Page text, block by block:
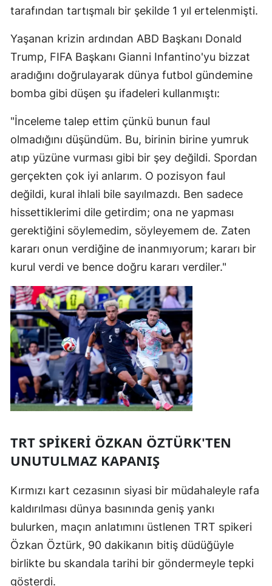
tarafından tartışmalı bir şekilde 1 yıl ertelenmişti.
Yaşanan krizin ardından ABD Başkanı Donald
Trump, FIFA Başkanı Gianni Infantino'yu bizzat
aradığını doğrulayarak dünya futbol gündemine
bomba gibi düşen şu ifadeleri kullanmıştı:
"İnceleme talep ettim çünkü bunun faul
olmadığını düşündüm. Bu, birinin birine yumruk
atıp yüzüne vurması gibi bir şey değildi. Spordan
gerçekten çok iyi anlarım. O pozisyon faul
değildi, kural ihlali bile sayılmazdı. Ben sadece
hissettiklerimi dile getirdim; ona ne yapması
gerektiğini söylemedim, söyleyemem de. Zaten
kararı onun verdiğine de inanmıyorum; kararı bir
kurul verdi ve bence doğru kararı verdiler."
TRT SPİKERİ ÖZKAN ÖZTÜRK'TEN
UNUTULMAZ KAPANIŞ
Kırmızı kart cezasının siyasi bir müdahaleyle rafa
kaldırılması dünya basınında geniş yankı
bulurken, maçın anlatımını üstlenen TRT spikeri
Özkan Öztürk, 90 dakikanın bitiş düdüğüyle
birlikte bu skandala tarihi bir göndermeyle tepki
gösterdi.